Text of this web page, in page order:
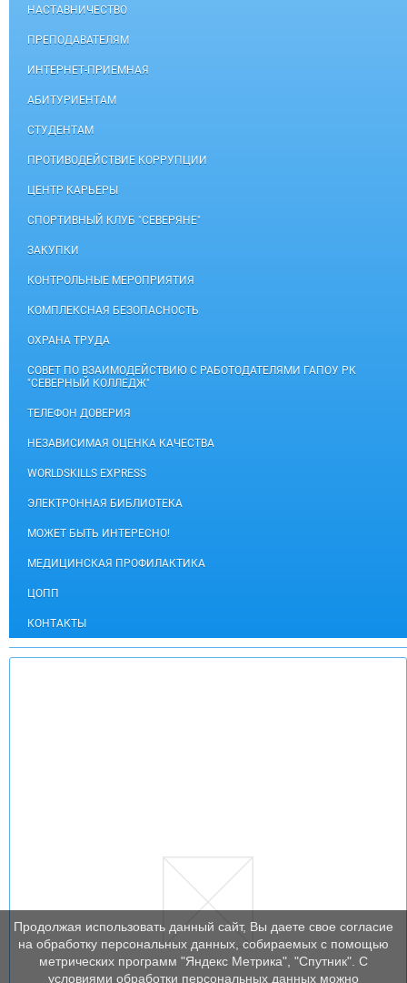
НАСТАВНИЧЕСТВО
ПРЕПОДАВАТЕЛЯМ
ИНТЕРНЕТ-ПРИЕМНАЯ
АБИТУРИЕНТАМ
СТУДЕНТАМ
ПРОТИВОДЕЙСТВИЕ КОРРУПЦИИ
ЦЕНТР КАРЬЕРЫ
СПОРТИВНЫЙ КЛУБ "СЕВЕРЯНЕ"
ЗАКУПКИ
КОНТРОЛЬНЫЕ МЕРОПРИЯТИЯ
КОМПЛЕКСНАЯ БЕЗОПАСНОСТЬ
ОХРАНА ТРУДА
СОВЕТ ПО ВЗАИМОДЕЙСТВИЮ С РАБОТОДАТЕЛЯМИ ГАПОУ РК
"СЕВЕРНЫЙ КОЛЛЕДЖ"
ТЕЛЕФОН ДОВЕРИЯ
НЕЗАВИСИМАЯ ОЦЕНКА КАЧЕСТВА
WORLDSKILLS EXPRESS
ЭЛЕКТРОННАЯ БИБЛИОТЕКА
МОЖЕТ БЫТЬ ИНТЕРЕСНО!
МЕДИЦИНСКАЯ ПРОФИЛАКТИКА
ЦОПП
КОНТАКТЫ
Продолжая использовать данный сайт, Вы даете свое согласие
на обработку персональных данных, собираемых с помощью
метрических программ "Яндекс Метрика", "Спутник". С
условиями обработки персональных данных можно